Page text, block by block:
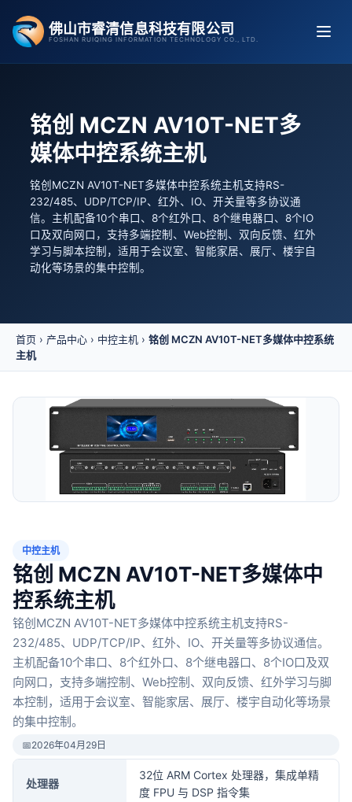
容
佛山市睿清信息科技有限公司
FOSHAN RUIQING INFORMATION TECHNOLOGY CO., LTD.
铭创 MCZN AV10T-NET多
媒体中控系统主机
铭创MCZN AV10T-NET多媒体中控系统主机支持RS-
232/485、UDP/TCP/IP、红外、IO、开关量等多协议通
信。主机配备10个串口、8个红外口、8个继电器口、8个IO
口及双向网口，支持多端控制、Web控制、双向反馈、红外
学习与脚本控制，适用于会议室、智能家居、展厅、楼宇自
动化等场景的集中控制。
首页 › 产品中心 › 中控主机 › 铭创 MCZN AV10T-NET多媒体中控系统
主机
中控主机
铭创 MCZN AV10T-NET多媒体中
控系统主机
铭创MCZN AV10T-NET多媒体中控系统主机支持RS-
232/485、UDP/TCP/IP、红外、IO、开关量等多协议通信。
主机配备10个串口、8个红外口、8个继电器口、8个IO口及双
向网口，支持多端控制、Web控制、双向反馈、红外学习与脚
本控制，适用于会议室、智能家居、展厅、楼宇自动化等场景
的集中控制。
📅2026年04月29日
处理器
32位 ARM Cortex 处理器，集成单精
度 FPU 与 DSP 指令集